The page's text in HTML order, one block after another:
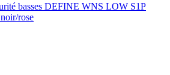
basses DEFINE WNS LOW S1P
rose